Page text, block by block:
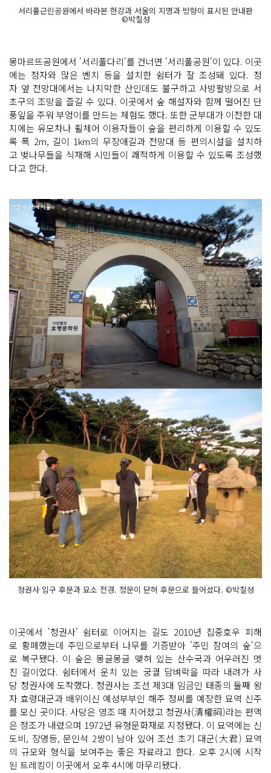
서리풀근린공원에서 바라본 한강과 서울의 지명과 방향이 표시된 안내판
©박칠성
몽마르뜨공원에서 '서리풀다리'를 건너면 '서리풀공원'이 있다. 이곳
에는 정자와 많은 벤치 등을 설치한 쉼터가 잘 조성돼 있다. 정
자 옆 전망대에서는 나지막한 산인데도 불구하고 사방팔방으로 서
초구의 조망을 즐길 수 있다. 이곳에서 숲 해설자와 함께 떨어진 단
풍잎을 주워 부엉이를 만드는 체험도 했다. 또한 군부대가 이전한 대
지에는 유모차나 휠체어 이용자들이 숲을 편리하게 이용할 수 있도
록 폭 2m, 길이 1km의 무장애길과 전망대 등 편의시설을 설치하
고 벚나무들을 식재해 시민들이 쾌적하게 이용할 수 있도록 조성했
다고 한다.
청권사 입구 후문과 묘소 전경. 정문이 닫혀 후문으로 들어셨다. ©박칠성
이곳에서 '청권사' 쉼터로 이어지는 길도 2010년 집중호우 피해
로 황폐했는데 주민으로부터 나무를 기증받아 '주민 참여의 숲'으
로 복구됐다. 이 숲은 몽글몽글 맺혀 있는 산수국과 어우러진 멋
진 길이었다. 쉼터에서 운치 있는 궁궐 담벼락을 따라 내려가 사
당 청권사에 도착했다. 청권사는 조선 제3대 임금인 태종의 둘째 왕
자 효령대군과 배위이신 예성부부인 해주 정씨를 예장한 묘역 신주
를 모신 곳이다. 사당은 영조 때 지어졌고 청권사(淸權祠)라는 편액
은 정조가 내렸으며 1972년 유형문화재로 지정됐다. 이 묘역에는 신
도비, 장명등, 문인석 2쌍이 남아 있어 조선 초기 대군(大君) 묘역
의 규모와 형식을 보여주는 좋은 자료라고 한다. 오후 2시에 시작
된 트레킹이 이곳에서 오후 4시에 마무리됐다.